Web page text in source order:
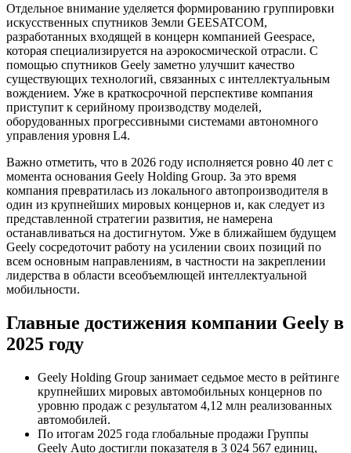
Отдельное внимание уделяется формированию группировки
искусственных спутников Земли GEESATCOM,
разработанных входящей в концерн компанией Geespace,
которая специализируется на аэрокосмической отрасли. С
помощью спутников Geely заметно улучшит качество
существующих технологий, связанных с интеллектуальным
вождением. Уже в краткосрочной перспективе компания
приступит к серийному производству моделей,
оборудованных прогрессивными системами автономного
управления уровня L4.
Важно отметить, что в 2026 году исполняется ровно 40 лет с
момента основания Geely Holding Group. За это время
компания превратилась из локального автопроизводителя в
один из крупнейших мировых концернов и, как следует из
представленной стратегии развития, не намерена
останавливаться на достигнутом. Уже в ближайшем будущем
Geely сосредоточит работу на усилении своих позиций по
всем основным направлениям, в частности на закреплении
лидерства в области всеобъемлющей интеллектуальной
мобильности.
Главные достижения компании Geely в
2025 году
Geely Holding Group занимает седьмое место в рейтинге
крупнейших мировых автомобильных концернов по
уровню продаж с результатом 4,12 млн реализованных
автомобилей.
По итогам 2025 года глобальные продажи Группы
Geely Auto достигли показателя в 3 024 567 единиц,